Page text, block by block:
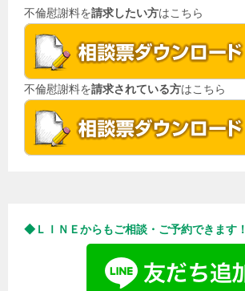
不倫慰謝料を請求したい方はこちら
不倫慰謝料を請求されている方はこちら
◆ＬＩＮＥからもご相談・ご予約できます！